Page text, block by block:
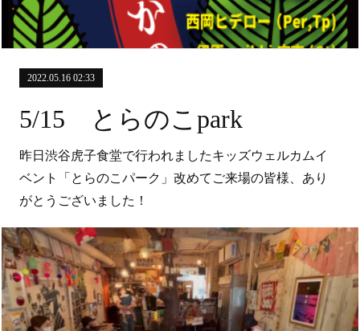
2022.05.16 02:33
5/15 とらのこpark
昨日渋谷虎子食堂で行われましたキッズウェルカムイ
ベント「とらのこパーク」改めてご来場の皆様、あり
がとうございました！